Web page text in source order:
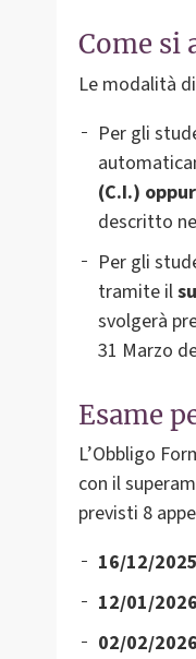
Come si
Le modalità
Per gli
(C.I.)
descritto
Per gli
tramite il
svolgerà
31 Marzo
Esame
L’Obbligo
con il
previsti 8
16/12/2025
12/01/2026
02/02/2026